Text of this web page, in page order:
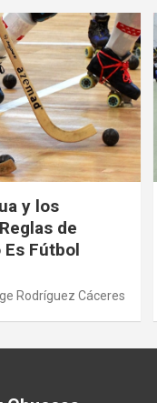
y los
de
Es Fútbol
Rodríguez Cáceres